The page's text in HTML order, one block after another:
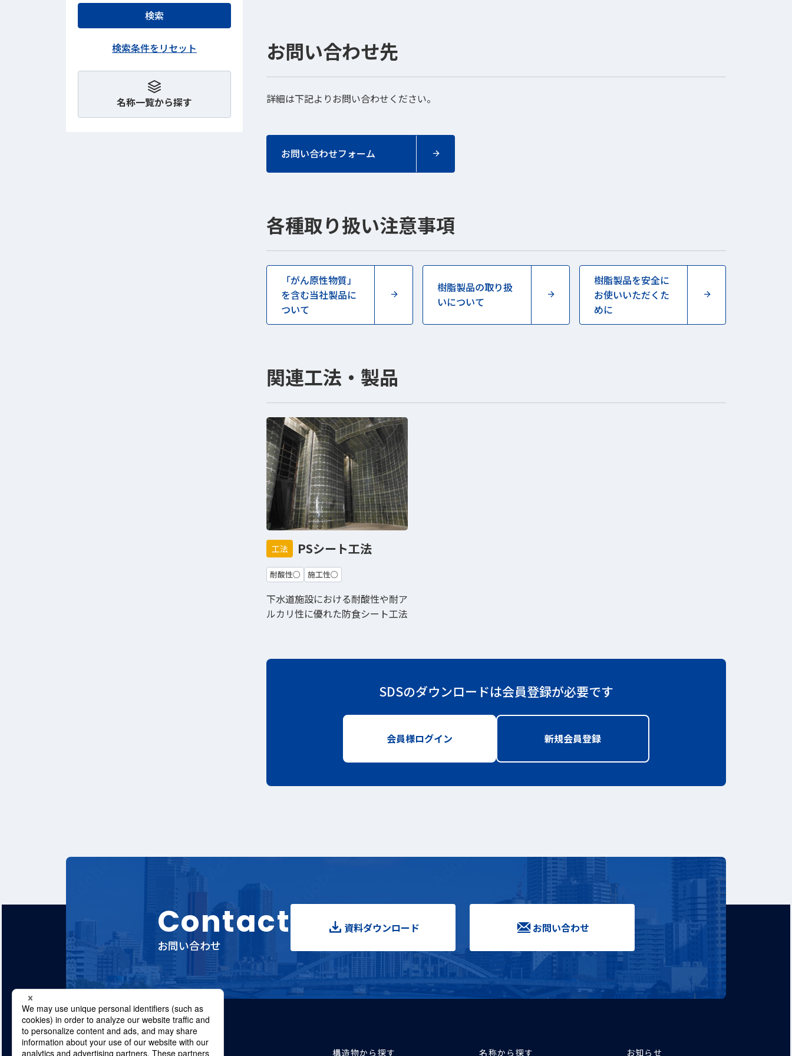
お問い合わせ先
詳細は下記よりお問い合わせください。
お問い合わせフォーム
各種取り扱い注意事項
「がん原性物質」
を含む当社製品に
ついて
樹脂製品の取り扱
いについて
樹脂製品を安全に
お使いいただくた
めに
関連工法・製品
工法 PSシート工法
耐酸性○ 施工性○
下水道施設における耐酸性や耐ア
ルカリ性に優れた防食シート工法
SDSのダウンロードは会員登録が必要です
会員様ログイン 新しいWindowで開きます新規会員登録
名称一覧から探す
Contact
お問い合わせ
資料ダウンロード お問い合わせ
構造物から探す 名称から探す お知らせ